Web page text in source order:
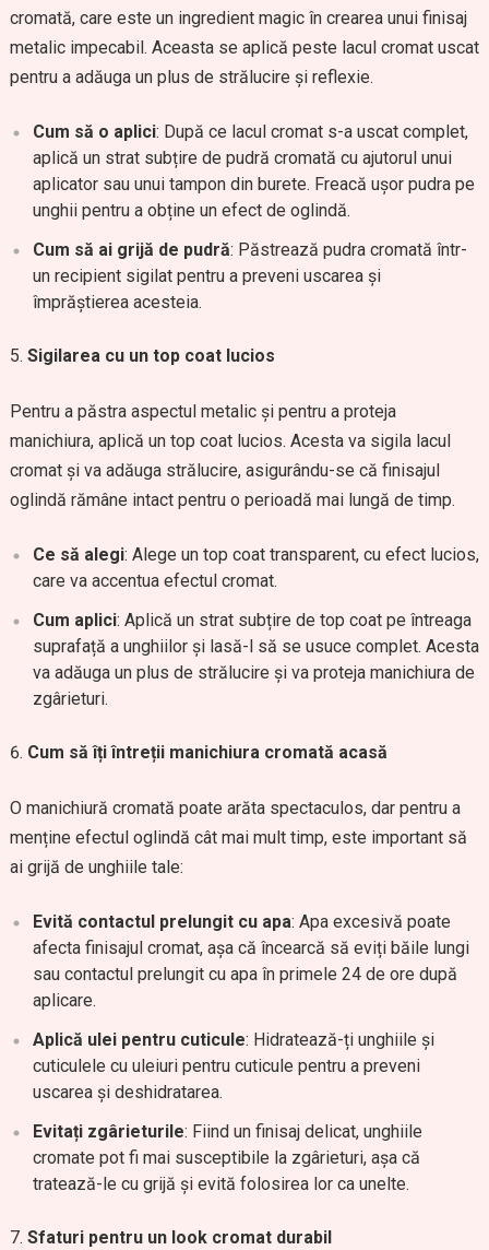
cromată, care este un ingredient magic în crearea unui finisaj
metalic impecabil. Aceasta se aplică peste lacul cromat uscat
pentru a adăuga un plus de strălucire și reflexie.
Cum să o aplici: După ce lacul cromat s-a uscat complet,
aplică un strat subțire de pudră cromată cu ajutorul unui
aplicator sau unui tampon din burete. Freacă ușor pudra pe
unghii pentru a obține un efect de oglindă.
Cum să ai grijă de pudră: Păstrează pudra cromată într-
un recipient sigilat pentru a preveni uscarea și
împrăștierea acesteia.
Sigilarea cu un top coat lucios
Pentru a păstra aspectul metalic și pentru a proteja
manichiura, aplică un top coat lucios. Acesta va sigila lacul
cromat și va adăuga strălucire, asigurându-se că finisajul
oglindă rămâne intact pentru o perioadă mai lungă de timp.
Ce să alegi: Alege un top coat transparent, cu efect lucios,
care va accentua efectul cromat.
Cum aplici: Aplică un strat subțire de top coat pe întreaga
suprafață a unghiilor și lasă-l să se usuce complet. Acesta
va adăuga un plus de strălucire și va proteja manichiura de
zgârieturi.
Cum să îți întreții manichiura cromată acasă
O manichiură cromată poate arăta spectaculos, dar pentru a
menține efectul oglindă cât mai mult timp, este important să
ai grijă de unghiile tale:
Evită contactul prelungit cu apa: Apa excesivă poate
afecta finisajul cromat, așa că încearcă să eviți băile lungi
sau contactul prelungit cu apa în primele 24 de ore după
aplicare.
Aplică ulei pentru cuticule: Hidratează-ți unghiile și
cuticulele cu uleiuri pentru cuticule pentru a preveni
uscarea și deshidratarea.
Evitați zgârieturile: Fiind un finisaj delicat, unghiile
cromate pot fi mai susceptibile la zgârieturi, așa că
tratează-le cu grijă și evită folosirea lor ca unelte.
Sfaturi pentru un look cromat durabil